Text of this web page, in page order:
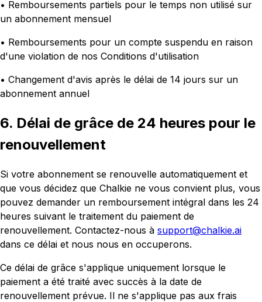
• Remboursements partiels pour le temps non utilisé sur
un abonnement mensuel
• Remboursements pour un compte suspendu en raison
d'une violation de nos Conditions d'utilisation
• Changement d'avis après le délai de 14 jours sur un
abonnement annuel
6. Délai de grâce de 24 heures pour le
renouvellement
Si votre abonnement se renouvelle automatiquement et
que vous décidez que Chalkie ne vous convient plus, vous
pouvez demander un remboursement intégral dans les 24
heures suivant le traitement du paiement de
renouvellement. Contactez-nous à support@chalkie.ai
dans ce délai et nous nous en occuperons.
Ce délai de grâce s'applique uniquement lorsque le
paiement a été traité avec succès à la date de
renouvellement prévue. Il ne s'applique pas aux frais